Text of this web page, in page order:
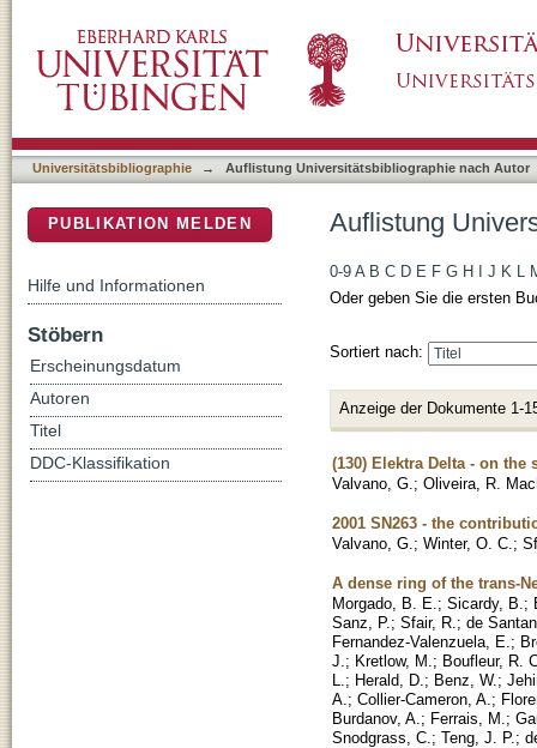
Universitätsbibliographie → Auflistung Universitätsbibliographie nach Autor
Auflistung
0-9 A B C D E F G H J K L
Oder geben Sie die ersten
Sortiert nach:
Anzeige der Dokumente 1-
(130) Elektra Delta - on
Valvano, G. ; Oliveira, R.
2001 SN263 - the
Valvano, G. ; Winter, O. C. ;
A dense ring of the trans-
Morgado, B. E. ; Sicardy, B. ;
Sanz, P. ; Sfair, R. ; de
Fernandez-Valenzuela, E. ;
J. ; Kretlow, M. ; Boufleur, R.
L. ; Herald, D. ; Benz, W. ;
A. ; Collier-Cameron, A. ;
Burdanov, A. ; Ferrais, M. ;
Snodgrass, C. ; Teng, J. P. ;
PUBLIKATION MELDEN
Hilfe und Informationen
Stöbern
Erscheinungsdatum
Autoren
Titel
DDC-Klassifikation